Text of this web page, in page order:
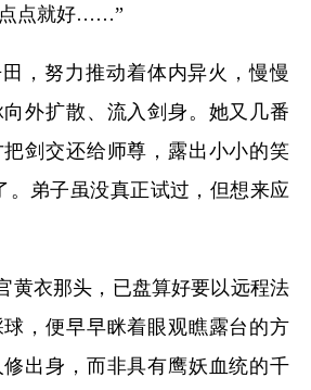
点点就好……”
，努力推动着体内异火，慢慢
外扩散、流入剑身。她又几番
剑交还给师尊，露出小小的笑
。弟子虽没真正试过，但想来应
黄衣那头，已盘算好要以远程法
，便早早眯着眼观瞧露台的方
出身，而非具有鹰妖血统的千